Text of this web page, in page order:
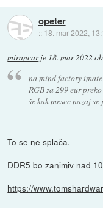
opeter
:: 18. mar 2022,
mirancarje 18. mar 2022
na mind factory
RGB za 299 eur
še kak mesec nazaj
To se ne splača.
DDR5 bo zanimiv nad
https://